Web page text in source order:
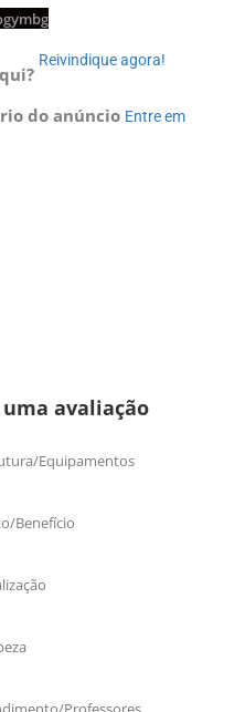
Reivindique agora!
do anúncio Entre em
avaliação
Equipamentos
Benefício